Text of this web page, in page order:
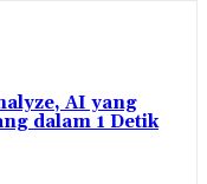
AI yang
dalam 1 Detik